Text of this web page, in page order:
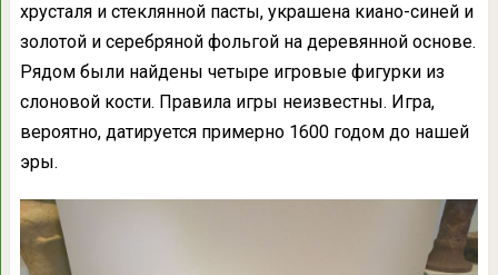
хрусталя и стеклянной пасты, украшена киано-синей и
золотой и серебряной фольгой на деревянной основе.
Рядом были найдены четыре игровые фигурки из
слоновой кости. Правила игры неизвестны. Игра,
вероятно, датируется примерно 1600 годом до нашей
эры.